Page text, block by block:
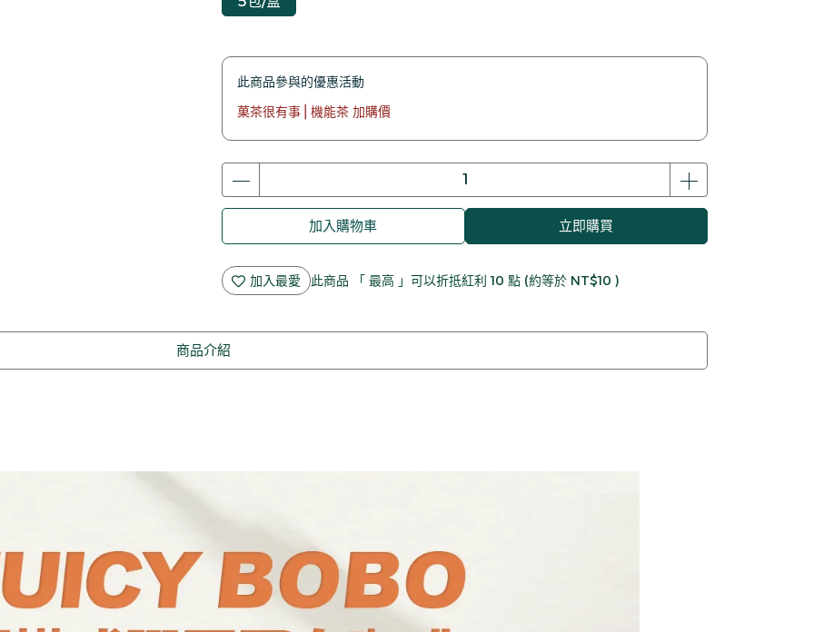
此商品參與的優惠活動
菓茶很有事⎪機能茶 加購價
加入購物車 立即購買
加入最愛 此商品 「 最高 」可以折抵紅利10 點 (約等於 NT$10 )
商品介紹